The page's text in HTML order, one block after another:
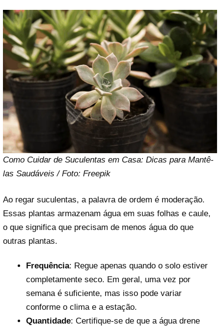
Como Cuidar de Suculentas em Casa: Dicas para Mantê-
las Saudáveis / Foto: Freepik
Ao regar suculentas, a palavra de ordem é moderação.
Essas plantas armazenam água em suas folhas e caule,
o que significa que precisam de menos água do que
outras plantas.
Frequência: Regue apenas quando o solo estiver
completamente seco. Em geral, uma vez por
semana é suficiente, mas isso pode variar
conforme o clima e a estação.
Quantidade: Certifique-se de que a água drene